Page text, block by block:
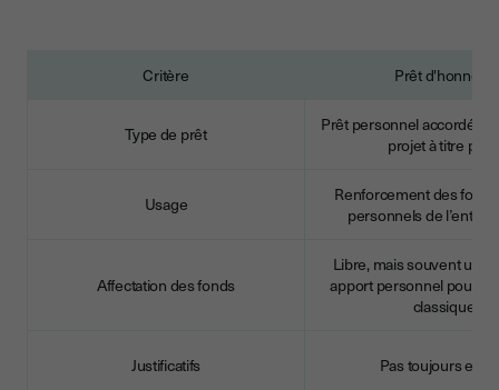
Critère Prêt d'honneur
Type de prêt
Prêt personnel accordé
projet à titre
Usage
Renforcement des
personnels de
Affectation des fonds
Libre, mais souvent
apport personnel pour
classique
Justificatifs Pas toujours